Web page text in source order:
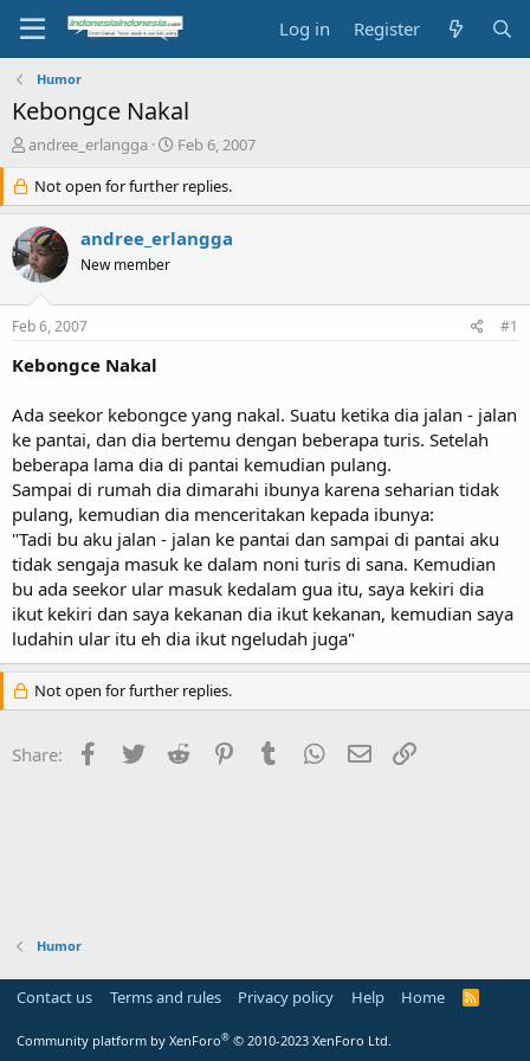
Log in Register
Humor
Kebongce Nakal
T
r
e
a
d
s
r
e
andree_erlangga
S
a
r
d
Feb 6, 2007
Not open for further replies.
andree_erlangga
New member
Feb 6, 2007 #1
Kebongce Nakal
Ada seekor kebongce yang nakal. Suatu ketika dia jalan - jalan
ke pantai, dan dia bertemu dengan beberapa turis. Setelah
beberapa lama dia di pantai kemudian pulang.
Sampai di rumah dia dimarahi ibunya karena seharian tidak
pulang, kemudian dia menceritakan kepada ibunya:
"Tadi bu aku jalan - jalan ke pantai dan sampai di pantai aku
tidak sengaja masuk ke dalam noni turis di sana. Kemudian
bu ada seekor ular masuk kedalam gua itu, saya kekiri dia
ikut kekiri dan saya kekanan dia ikut kekanan, kemudian saya
ludahin ular itu eh dia ikut ngeludah juga"
Not open for further replies.
Share: Facebook
Twitter Reddit PinterestTumblr WhatsApp
Email
Humor
Contact us Terms and rules Privacy policy Help Home
R
Community platform by XenForo® © 2010-2023 XenForo Ltd.